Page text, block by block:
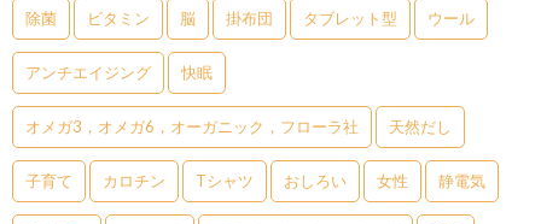
除菌 ビタミン 脳 掛布団 タブレット型 ウール
アンチエイジング 快眠
オメガ3，オメガ6，オーガニック，フローラ社 天然だし
子育て カロチン Tシャツ おしろい 女性 静電気